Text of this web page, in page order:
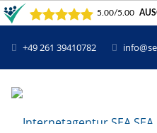
+49 261 39410782